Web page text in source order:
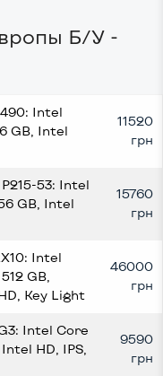
Б/У -
Intel
GB, Intel
11520
грн
53: Intel
GB, Intel
15760
грн
Intel
GB,
Key Light
46000
грн
Intel Core
HD, IPS,
9590
грн